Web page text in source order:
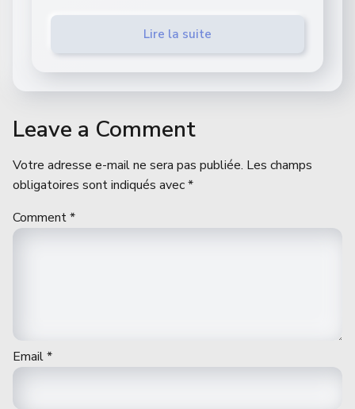
Lire la suite
Leave a Comment
Votre adresse e-mail ne sera pas publiée. Les champs
obligatoires sont indiqués avec*
Comment*
Email*